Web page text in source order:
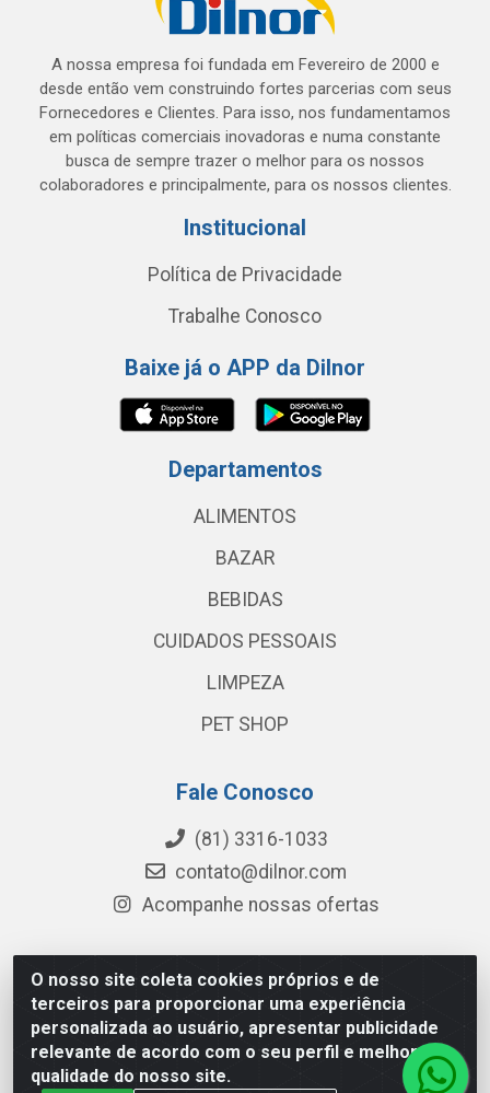
O nosso site coleta cookies próprios e de
terceiros para proporcionar uma experiência
personalizada ao usuário, apresentar publicidade
relevante de acordo com o seu perfil e melhorar a
qualidade do nosso site.
A nossa empresa foi fundada em Fevereiro de 2000 e
desde então vem construindo fortes parcerias com seus
Fornecedores e Clientes. Para isso, nos fundamentamos
em políticas comerciais inovadoras e numa constante
busca de sempre trazer o melhor para os nossos
colaboradores e principalmente, para os nossos clientes.
Institucional
Política de Privacidade
Trabalhe Conosco
Baixe já o APP da Dilnor
Departamentos
ALIMENTOS
BAZAR
BEBIDAS
CUIDADOS PESSOAIS
LIMPEZA
PET SHOP
Fale Conosco
(81) 3316-1033
contato@dilnor.com
Acompanhe nossas ofertas
Dilnor Distribuidora - Rua Professor Joaquim Cavalcanti,
975 - Iputinga - Recife/PE - CEP 50800-010 - CNPJ
04.054.534/0001-51